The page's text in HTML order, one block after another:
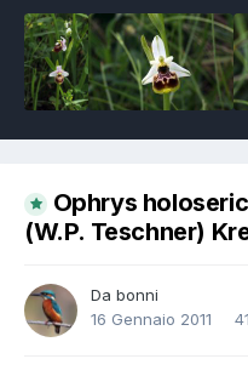
Ophrys
(W.P. Teschner)
Da bonni
16 Gennaio 2011